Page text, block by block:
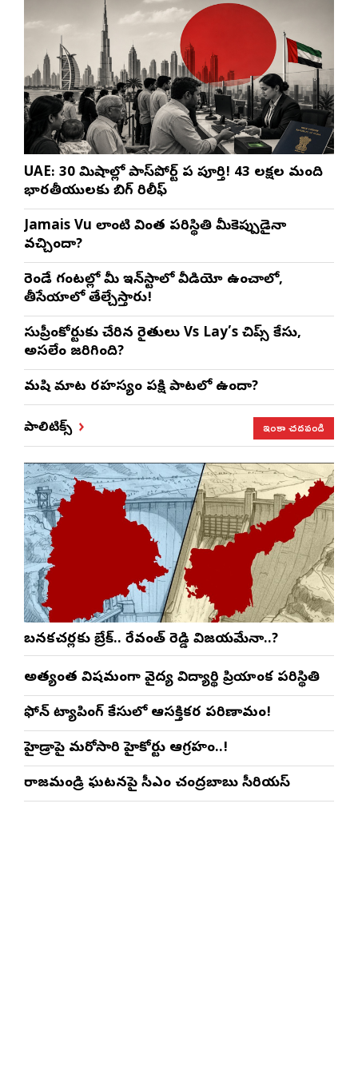
UAE: 30 నిమిషాల్లో పాస్‌పోర్ట్ పని పూర్తి! 43 లక్షల మంది
భారతీయులకు బిగ్ రిలీఫ్
Jamais Vu లాంటి వింత పరిస్థితి మీకెప్పుడైనా
వచ్చిందా?
రెండే గంటల్లో మీ ఇన్‌స్టాలో వీడియో ఉంచాలో,
తీసేయాలో తేల్చేస్తారు!
సుప్రీంకోర్టుకు చేరిన రైతులు Vs Lay’s చిప్స్‌ కేసు,
అసలేం జరిగింది?
మనిషి మాట రహస్యం పక్షి పాటలో ఉందా?
పాలిటిక్స్ ఇంకా చదవండి
బనకచర్లకు బ్రేక్.. రేవంత్ రెడ్డి విజయమేనా..?
అత్యంత విషమంగా వైద్య విద్యార్థిని ప్రియాంక పరిస్థితి
ఫోన్ ట్యాపింగ్ కేసులో ఆసక్తికర పరిణామం!
హైడ్రాపై మరోసారి హైకోర్టు ఆగ్రహం..!
రాజమండ్రి ఘటనపై సీఎం చంద్రబాబు సీరియస్